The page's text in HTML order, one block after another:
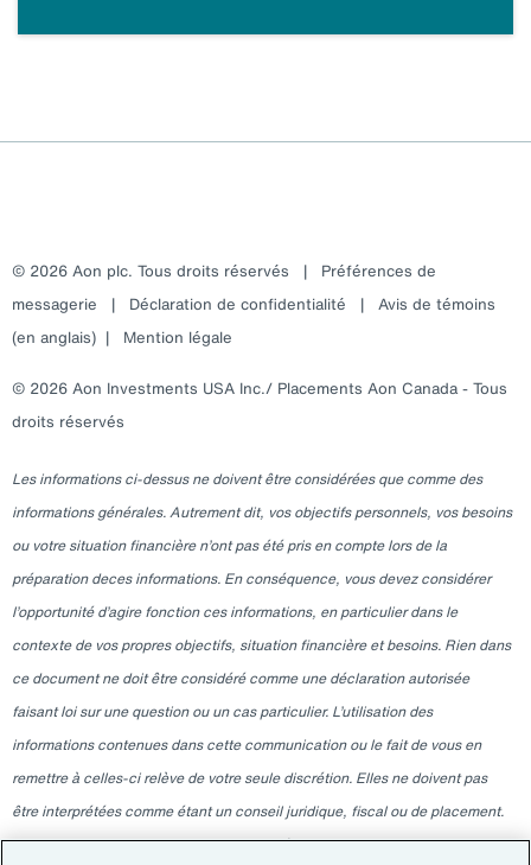
© 2026 Aon plc. Tous droits réservés | Préférences de
messagerie | Déclaration de confidentialité | Avis de témoins
(en anglais) | Mention légale
© 2026 Aon Investments USA Inc./ Placements Aon Canada - Tous
droits réservés
Les informations ci-dessus ne doivent être considérées que comme des
informations générales. Autrement dit, vos objectifs personnels, vos besoins
ou votre situation financière n’ont pas été pris en compte lors de la
préparation deces informations. En conséquence, vous devez considérer
l’opportunité d’agire fonction ces informations, en particulier dans le
contexte de vos propres objectifs, situation financière et besoins. Rien dans
ce document ne doit être considéré comme une déclaration autorisée
faisant loi sur une question ou un cas particulier. L’utilisation des
informations contenues dans cette communication ou le fait de vous en
remettre à celles-ci relève de votre seule discrétion. Elles ne doivent pas
être interprétées comme étant un conseil juridique, fiscal ou de placement.
Veuillez consulter votre professionnel indépendant pour ces conseils. Les